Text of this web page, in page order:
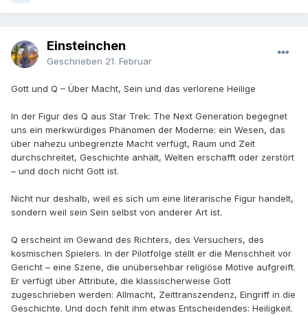
Einsteinchen
Geschrieben 21. Februar
Gott und Q – Über Macht, Sein und das verlorene Heilige
In der Figur des Q aus Star Trek: The Next Generation begegnet
uns ein merkwürdiges Phänomen der Moderne: ein Wesen, das
über nahezu unbegrenzte Macht verfügt, Raum und Zeit
durchschreitet, Geschichte anhält, Welten erschafft oder zerstört
– und doch nicht Gott ist.
Nicht nur deshalb, weil es sich um eine literarische Figur handelt,
sondern weil sein Sein selbst von anderer Art ist.
Q erscheint im Gewand des Richters, des Versuchers, des
kosmischen Spielers. In der Pilotfolge stellt er die Menschheit vor
Gericht – eine Szene, die unübersehbar religiöse Motive aufgreift.
Er verfügt über Attribute, die klassischerweise Gott
zugeschrieben werden: Allmacht, Zeittranszendenz, Eingriff in die
Geschichte. Und doch fehlt ihm etwas Entscheidendes: Heiligkeit.